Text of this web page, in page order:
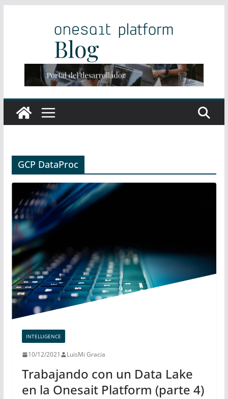
GCP DataProc
INTELLIGENCE
10/12/2021 LuisMi Gracia
Trabajando con un Data Lake
en la Onesait Platform (parte 4)